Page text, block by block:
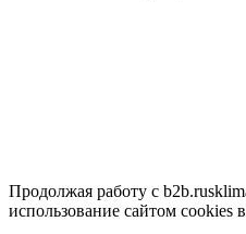
Продолжая работу с
использование сайтом cookies